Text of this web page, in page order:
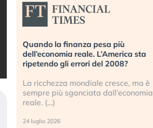
Quando la finanza pesa più
dell’economia reale. L’America sta
ripetendo gli errori del 2008?
La ricchezza mondiale cresce, ma è
sempre più sganciata dall’economia
reale. (…)
24 luglio 2026